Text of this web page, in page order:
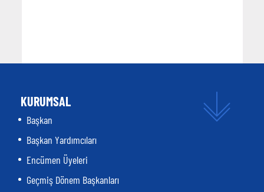
KURUMSAL
Başkan
Başkan Yardımcıları
Encümen Üyeleri
Geçmiş Dönem Başkanları